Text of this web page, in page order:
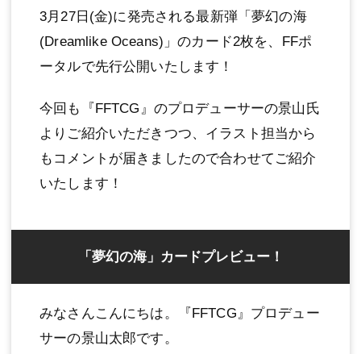
3月27日(金)に発売される最新弾「夢幻の海
(Dreamlike Oceans)」のカード2枚を、FFポ
ータルで先行公開いたします！
今回も『FFTCG』のプロデューサーの景山氏
よりご紹介いただきつつ、イラスト担当から
もコメントが届きましたので合わせてご紹介
いたします！
「夢幻の海」カードプレビュー！
みなさんこんにちは。『FFTCG』プロデュー
サーの景山太郎です。